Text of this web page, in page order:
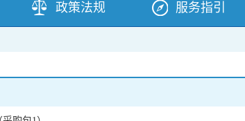
政策法规 服务指引